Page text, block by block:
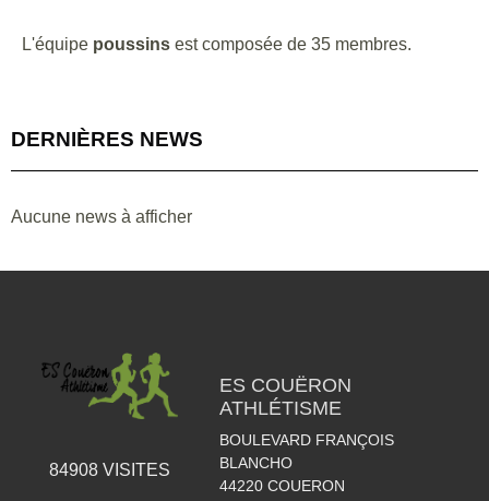
L'équipe poussins est composée de 35 membres.
DERNIÈRES NEWS
Aucune news à afficher
84908VISITES
ES COUËRON
ATHLÉTISME
BOULEVARD FRANÇOIS
BLANCHO
44220 COUERON